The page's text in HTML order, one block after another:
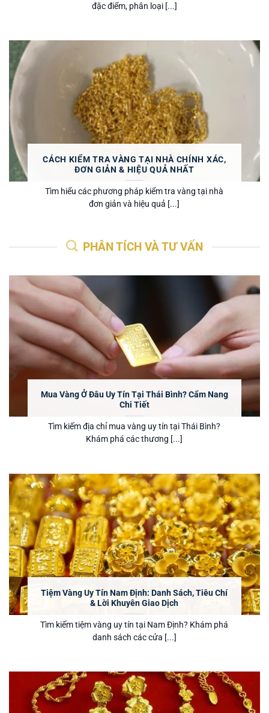
đặc điểm, phân loại [...]
CÁCH KIỂM TRA VÀNG TẠI NHÀ CHÍNH XÁC,
ĐƠN GIẢN & HIỆU QUẢ NHẤT
Tìm hiểu các phương pháp kiểm tra vàng tại nhà
đơn giản và hiệu quả [...]
PHÂN TÍCH VÀ TƯ VẤN
Mua Vàng Ở Đâu Uy Tín Tại Thái Bình? Cẩm Nang
Chi Tiết
Tìm kiếm địa chỉ mua vàng uy tín tại Thái Bình?
Khám phá các thương [...]
Tiệm Vàng Uy Tín Nam Định: Danh Sách, Tiêu Chí
& Lời Khuyên Giao Dịch
Tìm kiếm tiệm vàng uy tín tại Nam Định? Khám phá
danh sách các cửa [...]